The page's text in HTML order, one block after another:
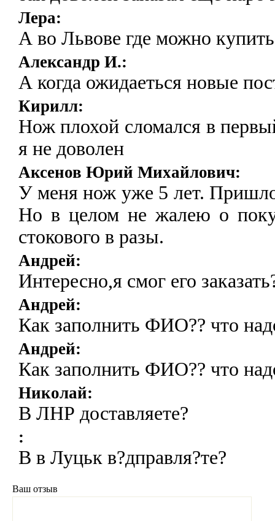
Лера:
А во Львове где можно
Александр И.:
А когда ожидаеться новые
Кирилл:
Нож плохой сломался в
я не доволен
Аксенов Юрий Михайлович:
У меня нож уже 5 лет.
Но в целом не жалею о
стокового в разы.
Андрей:
Интересно,я смог его
Андрей:
Как заполнить ФИО?? что
Андрей:
Как заполнить ФИО?? что
Николай:
В ЛНР доставляете?
:
В в Луцьк в?дправля?те?
Ваш отзыв